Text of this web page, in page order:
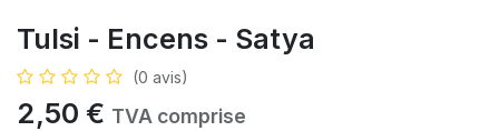
Tulsi - Encens - Satya
(0 avis)
2,50 € TVA comprise